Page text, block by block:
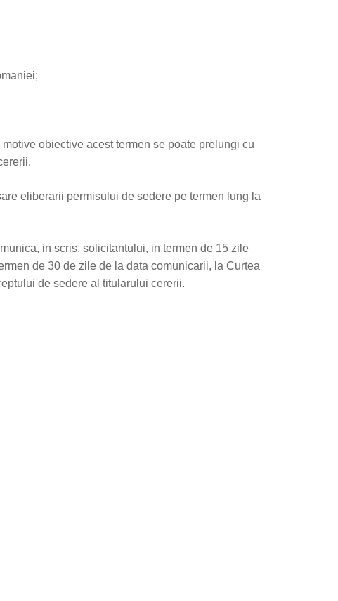
obiective acest termen se poate prelungi cu
eliberarii permisului de sedere pe termen lung la
in scris, solicitantului, in termen de 15 zile
de 30 de zile de la data comunicarii, la Curtea
de sedere al titularului cererii.